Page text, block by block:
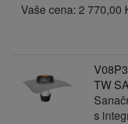
Vaše cena: 2 770,00
TW
s